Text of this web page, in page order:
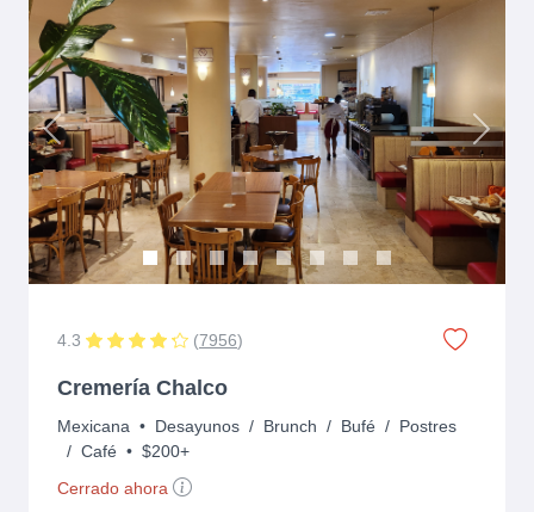
Previous Next
4.3 (7956)
Cremería Chalco
Mexicana • Desayunos / Brunch / Bufé / Postres
/ Café • $200+
Cerrado ahora